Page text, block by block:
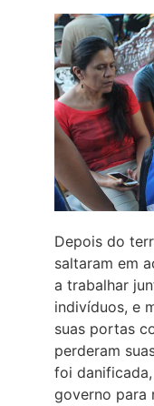
Depois do
saltaram em
a trabalhar
indivíduos, e
suas portas
perderam
foi
governo para